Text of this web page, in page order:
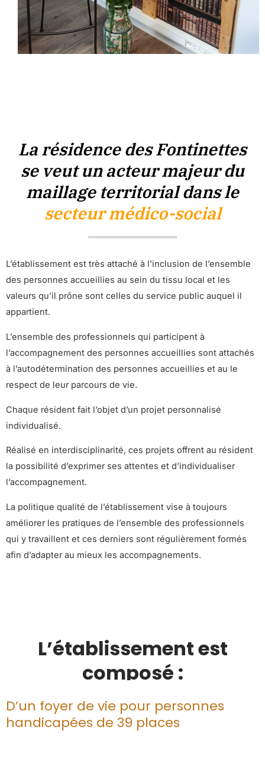
La résidence des Fontinettes
se veut un acteur majeur du
maillage territorial dans le
secteur médico-social
L’établissement est très attaché à l’inclusion de l’ensemble
des personnes accueillies au sein du tissu local et les
valeurs qu’il prône sont celles du service public auquel il
appartient.
L’ensemble des professionnels qui participent à
l’accompagnement des personnes accueillies sont attachés
à l’autodétermination des personnes accueillies et au le
respect de leur parcours de vie.
Chaque résident fait l’objet d’un projet personnalisé
individualisé.
Réalisé en interdisciplinarité, ces projets offrent au résident
la possibilité d’exprimer ses attentes et d’individualiser
l’accompagnement.
La politique qualité de l’établissement vise à toujours
améliorer les pratiques de l’ensemble des professionnels
qui y travaillent et ces derniers sont régulièrement formés
afin d’adapter au mieux les accompagnements.
L’établissement est
composé :
D’un foyer de vie pour personnes
handicapées de 39 places